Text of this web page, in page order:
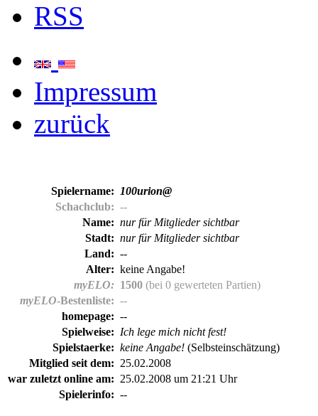
RSS
Impressum
zurück
Spielername:
100urion@
Schachclub: --
Name: nur für Mitglieder sichtbar
Stadt: nur für Mitglieder sichtbar
Land: --
Alter: keine Angabe!
myELO: 1500 (bei 0 gewerteten Partien)
myELO-Bestenliste: --
homepage: --
Spielweise: Ich lege mich nicht fest!
Spielstaerke: keine Angabe! (Selbsteinschätzung)
Mitglied seit dem: 25.02.2008
war zuletzt online am: 25.02.2008 um 21:21 Uhr
Spielerinfo: --